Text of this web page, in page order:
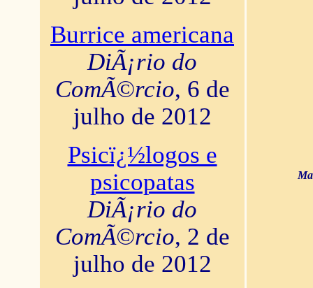
Burrice americana
DiÃ¡rio do
ComÃ©rcio, 6 de
julho de 2012
Psicï¿½logos e
psicopatas
DiÃ¡rio do
ComÃ©rcio, 2 de
julho de 2012